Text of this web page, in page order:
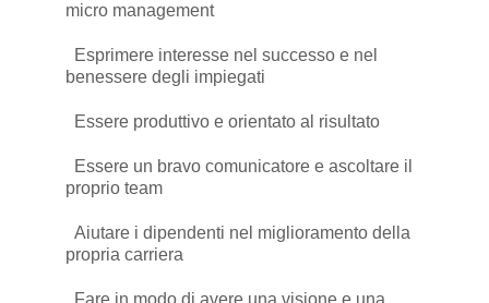
micro management
 Esprimere interesse nel successo e nel
benessere degli impiegati
 Essere produttivo e orientato al risultato
 Essere un bravo comunicatore e ascoltare il
proprio team
 Aiutare i dipendenti nel miglioramento della
propria carriera
 Fare in modo di avere una visione e una